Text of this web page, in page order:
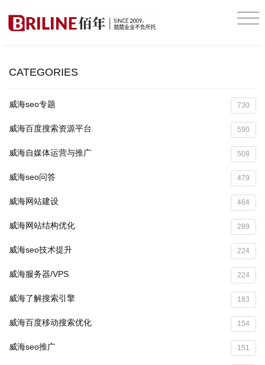
CATEGORIES
威海seo专题 730
威海百度搜索资源平台 590
威海自媒体运营与推广 508
威海seo问答 479
威海网站建设 464
威海网站结构优化 289
威海seo技术提升 224
威海服务器/VPS 224
威海了解搜索引擎 183
威海百度移动搜索优化 154
威海seo推广 151